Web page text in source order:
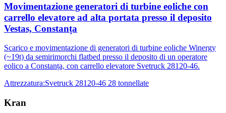
Movimentazione generatori di turbine eoliche con
carrello elevatore ad alta portata presso il deposito
Vestas, Constanța
Scarico e movimentazione di generatori di turbine eoliche Winergy
(~19t) da semirimorchi flatbed presso il deposito di un operatore
eolico a Constanța, con carrello elevatore Svetruck 28120-46.
Attrezzatura:Svetruck 28120-46 28 tonnellate
Kran